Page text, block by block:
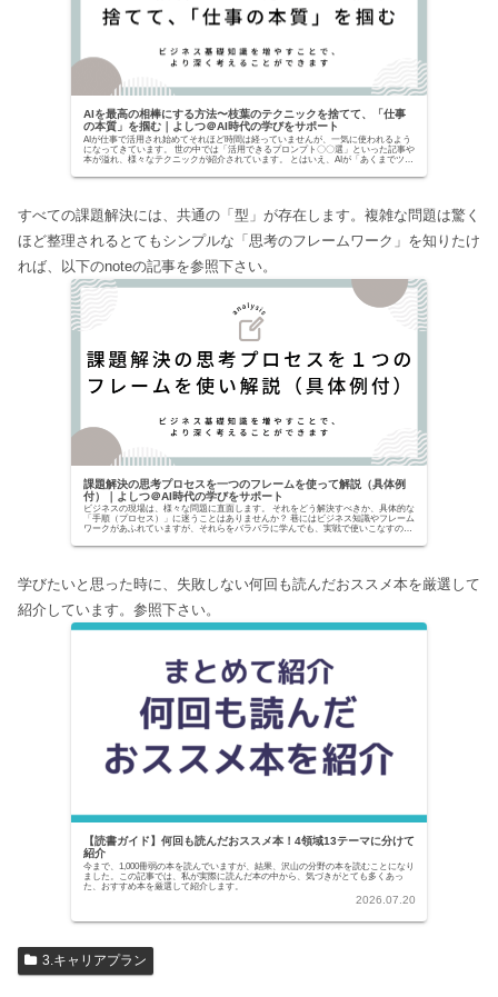
AIを最高の相棒にする方法〜枝葉のテクニックを捨てて、「仕事
の本質」を掴む｜よしつ＠AI時代の学びをサポート
AIが仕事で活用され始めてそれほど時間は経っていませんが、一気に使われるよう
になってきています。 世の中では「活用できるプロンプト〇〇選」といった記事や
本が溢れ、様々なテクニックが紹介されています。 とはいえ、AIが「あくまでツー
すべての課題解決には、共通の「型」が存在します。複雑な問題は驚く
ほど整理されるとてもシンプルな「思考のフレームワーク」を知りたけ
れば、以下のnoteの記事を参照下さい。
課題解決の思考プロセスを一つのフレームを使って解説（具体例
付）｜よしつ＠AI時代の学びをサポート
ビジネスの現場は、様々な問題に直面します。 それをどう解決すべきか、具体的な
「手順（プロセス）」に迷うことはありませんか？ 巷にはビジネス知識やフレーム
ワークがあふれていますが、それらをバラバラに学んでも、実戦で使いこなすのは
学びたいと思った時に、失敗しない何回も読んだおススメ本を厳選して
紹介しています。参照下さい。
【読書ガイド】何回も読んだおススメ本！4領域13テーマに分けて
紹介
今まで、1,000冊弱の本を読んでいますが、結果、沢山の分野の本を読むことになり
ました。この記事では、私が実際に読んだ本の中から、気づきがとても多くあっ
た、おすすめ本を厳選して紹介します。
2026.07.20
3.キャリアプラン